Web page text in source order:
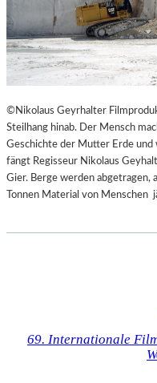
©Nikolaus Geyrhalter
Steilhang hinab. Der Mensch
Geschichte der Mutter Erde und
fängt Regisseur Nikolaus
Gier. Berge werden
Tonnen Material von Menschen
69. Internationale